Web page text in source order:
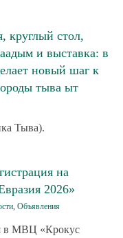
круглый стол,
и выставка: в
новый шаг к
тыва ыт
Тыва).
на
2026»
, Объявления
в МВЦ «Крокус